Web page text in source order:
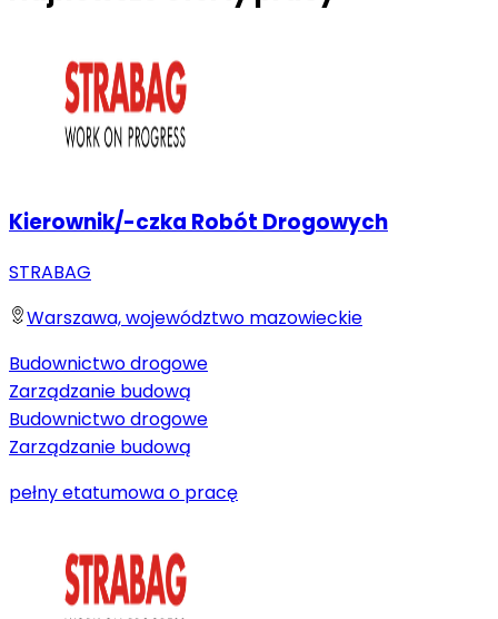
Kierownik/-czka Robót Drogowych
STRABAG
Warszawa, województwo mazowieckie
Budownictwo drogowe
Zarządzanie budową
Budownictwo drogowe
Zarządzanie budową
pełny etatumowa o pracę